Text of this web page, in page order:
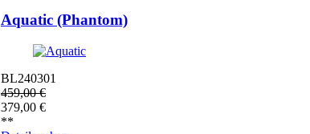
Aquatic (Phantom)
BL240301
459,00€
379,00 €
**